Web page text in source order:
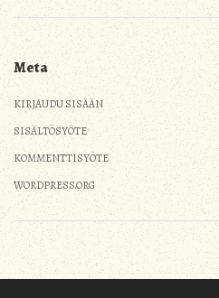
Meta
KIRJAUDU SISÄÄN
SISÄLTÖSYÖTE
KOMMENTTISYÖTE
WORDPRESS.ORG